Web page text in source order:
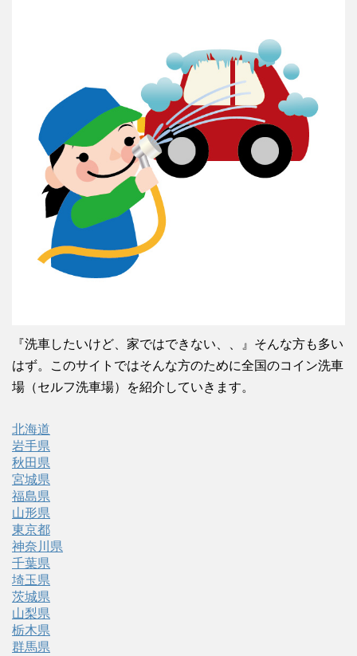
『洗車したいけど、家ではできない、、』そんな方も多い
はず。このサイトではそんな方のために全国のコイン洗車
場（セルフ洗車場）を紹介していきます。
北海道
岩手県
秋田県
宮城県
福島県
山形県
東京都
神奈川県
千葉県
埼玉県
茨城県
山梨県
栃木県
群馬県